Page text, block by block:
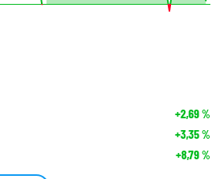
+2,69%
+3,35%
+8,79%